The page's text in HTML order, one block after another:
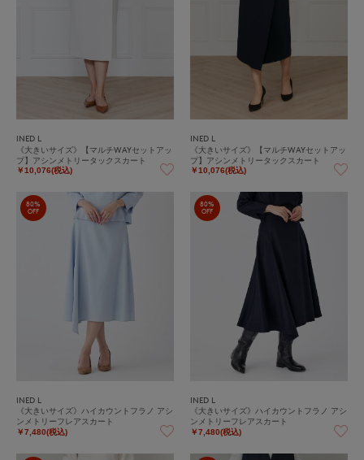
INED L
《大きいサイズ》【マルチWAYセットアッ
プ】アシンメトリータックスカート
￥10,076(税込)
INED L
《大きいサイズ》【マルチWAYセットアッ
プ】アシンメトリータックスカート
￥10,076(税込)
80%
OFF
INED L
《大きいサイズ》ハイカウントフラノ アシ
ンメトリーフレアスカート
￥7,480(税込)
80%
OFF
INED L
《大きいサイズ》ハイカウントフラノ アシ
ンメトリーフレアスカート
￥7,480(税込)